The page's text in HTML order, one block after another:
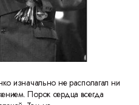
изначально не располагал ни
Порок сердца всегда